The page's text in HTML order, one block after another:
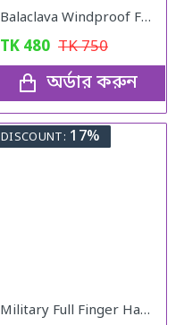
Balaclava Windproof Full Face Mask (Black)
TK 480 TK750
অর্ডার করুন
DISCOUNT: 17%
Military Full Finger Hand Gloves Olive